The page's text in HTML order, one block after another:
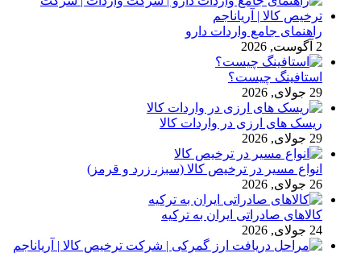
راهنمای جامع واردات دارو
2 آگوست, 2026
استافینگ چیست؟
29 جولای, 2026
ریسک های ارزی در واردات کالا
29 جولای, 2026
انواع مسیر در ترخیص کالا (سبز، زرد و قرمز)
26 جولای, 2026
کالاهای صادراتی ایران به ترکیه
24 جولای, 2026